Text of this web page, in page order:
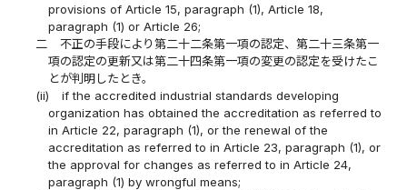
provisions of Article 15, paragraph (1), Article 18,
paragraph (1) or Article 26;
二
不正の手段により第二十二条第一項の認定、第二十三条第一
項の認定の更新又は第二十四条第一項の変更の認定を受けたこ
とが判明したとき。
(ii)
if the accredited industrial standards developing
organization has obtained the accreditation as referred to
in Article 22, paragraph (1), or the renewal of the
accreditation as referred to in Article 23, paragraph (1), or
the approval for changes as referred to in Article 24,
paragraph (1) by wrongful means;